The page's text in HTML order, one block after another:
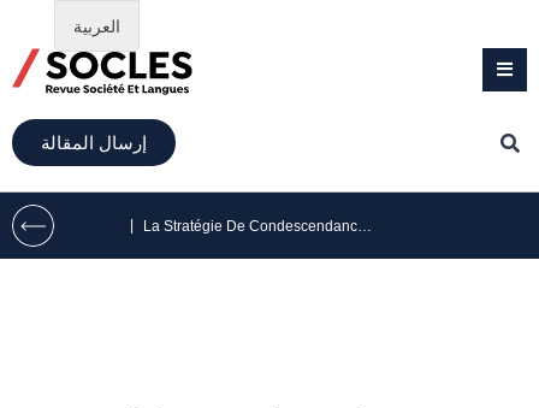
إرسال المقالة
La Stratégie De Condescendance, Expression De La Hiérarchisation Des Langues Une Approche Ethnographique De La Relation Français/créole à L’île De La Réunion
العربية